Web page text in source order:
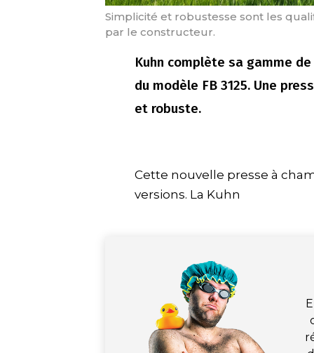
Simplicité et robustesse sont les
par le constructeur.
Kuhn complète sa gamme
du modèle FB 3125. Une
et robuste.
Cette nouvelle presse à
versions. La Kuhn